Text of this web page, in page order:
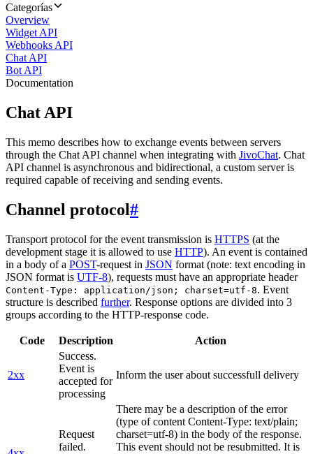
Categorías
Overview
Widget API
Webhooks API
Chat API
Bot API
Documentation
Chat API
This memo describes how to exchange events between servers
through the Chat API channel when integrating with JivoChat. Chat
API channel is asynchronous and bidirectional, a custom server is
required capable of receiving and sending events.
Channel protocol#
Transport protocol for the event transmission is HTTPS (at the
development stage it is allowed to use HTTP). An event is contained
in a body of a POST-request in JSON format (note: text encoding in
JSON format is UTF-8), requests must have an appropriate header
Content-Type: application/json; charset=utf-8. Event
structure is described further. Response options are divided into 3
groups according to the HTTP-response code.
Code Description Action
2xx
Success.
Event is
accepted for
processing
Inform the user about successfull delivery
Request
failed.
There may be a description of the error
(type of content Content-Type: text/plain;
charset=utf-8) in the body of the response.
This event should not be resubmitted. It is